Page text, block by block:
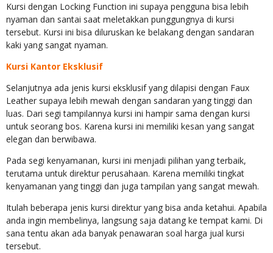
Kursi dengan Locking Function ini supaya pengguna bisa lebih
nyaman dan santai saat meletakkan punggungnya di kursi
tersebut. Kursi ini bisa diluruskan ke belakang dengan sandaran
kaki yang sangat nyaman.
Kursi Kantor Eksklusif
Selanjutnya ada jenis kursi eksklusif yang dilapisi dengan Faux
Leather supaya lebih mewah dengan sandaran yang tinggi dan
luas. Dari segi tampilannya kursi ini hampir sama dengan kursi
untuk seorang bos. Karena kursi ini memiliki kesan yang sangat
elegan dan berwibawa.
Pada segi kenyamanan, kursi ini menjadi pilihan yang terbaik,
terutama untuk direktur perusahaan. Karena memiliki tingkat
kenyamanan yang tinggi dan juga tampilan yang sangat mewah.
Itulah beberapa jenis kursi direktur yang bisa anda ketahui. Apabila
anda ingin membelinya, langsung saja datang ke tempat kami. Di
sana tentu akan ada banyak penawaran soal harga jual kursi
tersebut.